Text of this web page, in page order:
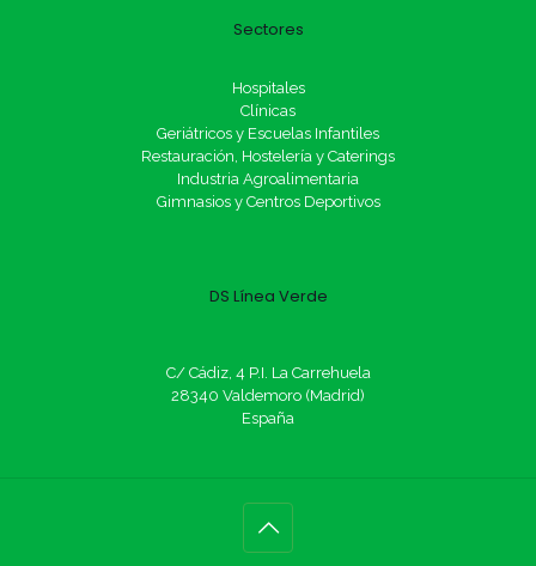
Sectores
Hospitales
Clínicas
Geriátricos y Escuelas Infantiles
Restauración, Hostelería y Caterings
Industria Agroalimentaria
Gimnasios y Centros Deportivos
DS Línea Verde
C/ Cádiz, 4 P.I. La Carrehuela
28340 Valdemoro (Madrid)
España